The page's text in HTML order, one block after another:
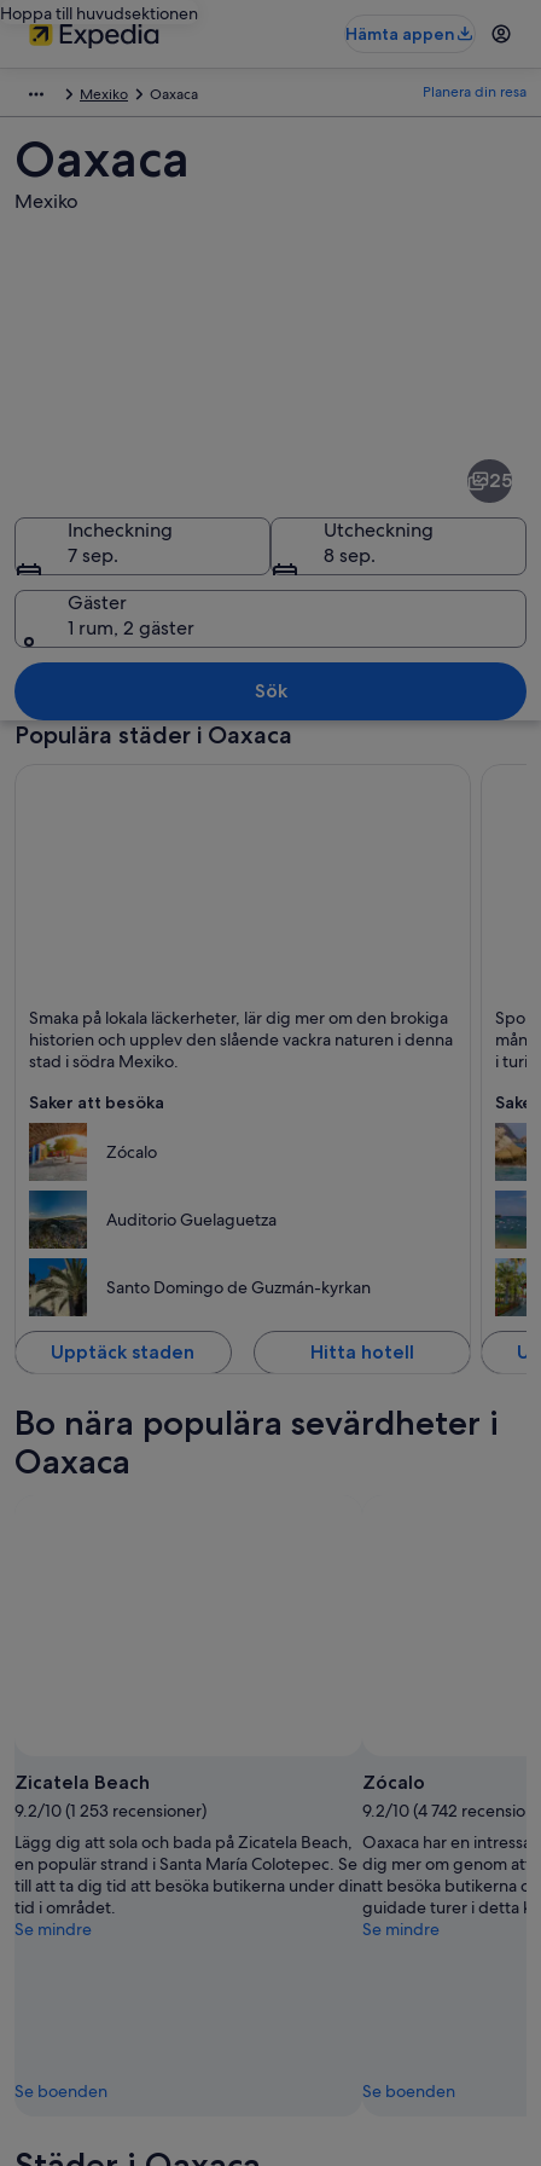
Hoppa till huvudsektionen
Hämta appen
Mexiko Oaxaca Planera din resa
Oaxaca
Mexiko
En turkosfärgad strand med en rad
25
Incheckning
7 sep.
Utcheckning
8 sep.
Gäster
1 rum, 2 gäster
Sök
Populära städer i Oaxaca
Katedraler,
Kyrkor och
Smaka på lokala läckerheter, lär dig mer om den brokiga
historien och upplev den slående vackra naturen i denna
stad i södra Mexiko.
Saker att besöka
Zócalo
Auditorio Guelaguetza
Santo Domingo de Guzmán-kyrkan
Upptäck staden Hitta hotell
i
Bo nära populära sevärdheter i
Oaxaca
Zicatela Beach
9.2/10 (1 253 recensioner)
Lägg dig att sola och bada på Zicatela Beach,
en populär strand i Santa María Colotepec. Se
till att ta dig tid att besöka butikerna under din
tid i området.
Se mindre
Se boenden
Zócalo
9.2/10 (4 742
Oaxaca har en
dig mer om genom att
att besöka butikerna
guidade turer i detta
Se mindre
Se boenden